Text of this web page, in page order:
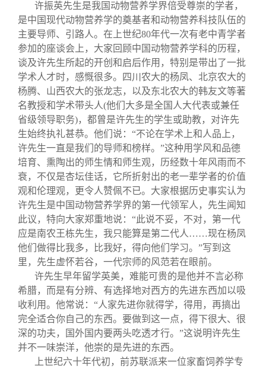
联系我们
许振英先生是我国动物营养学界倍受尊崇的学者，
是中国现代动物营养学的奠基者和动物营养科技队伍的
主要导师、引路人。在上世纪80年代一次有老中青学者
参加的座谈会上，大家回顾中国动物营养学科的历程，
谈及许先生所起的开创和启后作用，特别是带出了一批
学术人才时，感慨很多。四川农大的杨凤、北京农大的
杨腾、山西农大的张龙志，以及东北农大的韩友文等著
名教授和学术带头人(他们大多是全国人大代表或兼任
省级领导职务)，都曾是许先生的学生或助教，对许先
生始终执礼甚恭。他们说：“不论在学术上和人品上，
许先生一直是我们的导师和榜样。”这种用学风和品德
培育、熏陶出的师生情和师生观，历经数十年风雨而不
衰，不仅是杏坛佳话，它所折射出的老一辈学者的价值
观和伦理观，更令人赞佩不已。大家根据历史事实认为
许先生是中国动物营养学界的第一代领军人，先生闻知
此议，特向大家郑重地说：“此说不妥，不对，第一代
应是南农王栋先生，我只能算是第二代人……现在杨凤
他们做得比我多，比我好，得向他们学习。”写到这
里，先生虚怀若谷，一代宗师的风范若在眼前。
许先生早年留学英美，难能可贵的是他并不言必称
希腊，而是有分辨、有选择地对西方的先进东西加以吸
收利用。他常说：“人家先进你就得学，得用，再搞出
完全适合你自己的东西。要做到这一点，得下很大、很
深的功夫，国外国内要两头吃透才行。”这说明许先生
并不一味崇洋，他崇的是先进的东西。
上世纪六十年代初，前苏联派来一位家畜饲养学专